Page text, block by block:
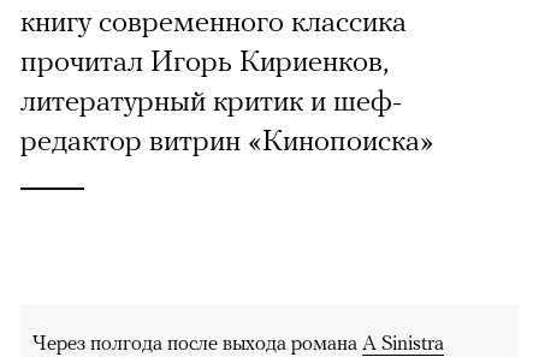
книгу современного классика
прочитал Игорь Кириенков,
литературный критик и шеф-
редактор витрин «Кинопоиска»
Через полгода после выхода романа A Sinistra